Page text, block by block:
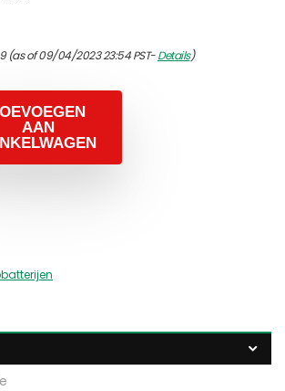
(as of 09/04/2023 23:54 PST-Details)
AAN